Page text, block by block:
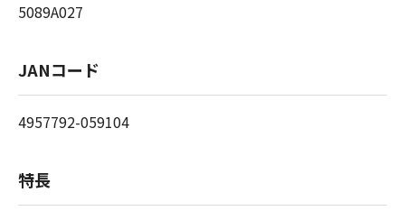
5089A027
JANコード
4957792-059104
特長